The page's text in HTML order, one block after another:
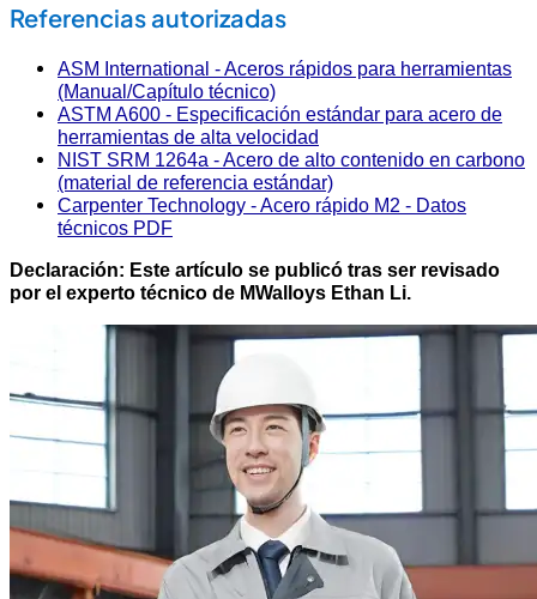
Referencias autorizadas
ASM International - Aceros rápidos para herramientas
(Manual/Capítulo técnico)
ASTM A600 - Especificación estándar para acero de
herramientas de alta velocidad
NIST SRM 1264a - Acero de alto contenido en carbono
(material de referencia estándar)
Carpenter Technology - Acero rápido M2 - Datos
técnicos PDF
Declaración: Este artículo se publicó tras ser revisado
por el experto técnico de MWalloys Ethan Li.